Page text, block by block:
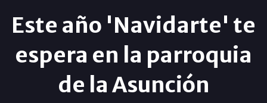
Este año 'Navidarte' te
espera en la parroquia
de la Asunción